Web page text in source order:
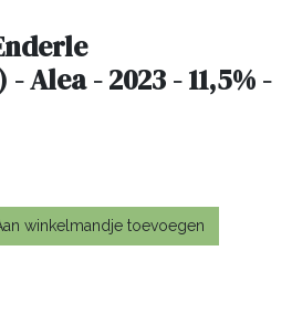
Alea - 2023 - 11,5% -
winkelmandje toevoegen